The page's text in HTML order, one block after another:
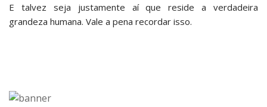
E talvez seja justamente aí que reside a verdadeira
grandeza humana. Vale a pena recordar isso.